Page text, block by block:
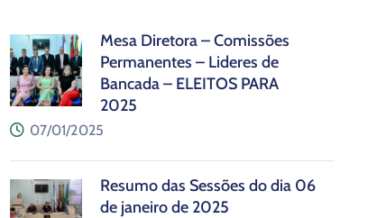
Mesa Diretora – Comissões
Permanentes – Lideres de
Bancada – ELEITOS PARA
2025
07/01/2025
Resumo das Sessões do dia 06
de janeiro de 2025